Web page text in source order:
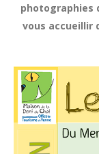
photographies
vous accueillir